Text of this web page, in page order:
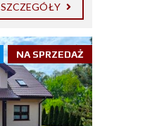
SZCZEGÓŁY
NA SPRZEDAŻ